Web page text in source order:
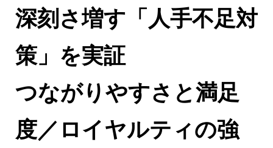
深刻さ増す「人手不足対
策」を実証
つながりやすさと満足
度／ロイヤルティの強